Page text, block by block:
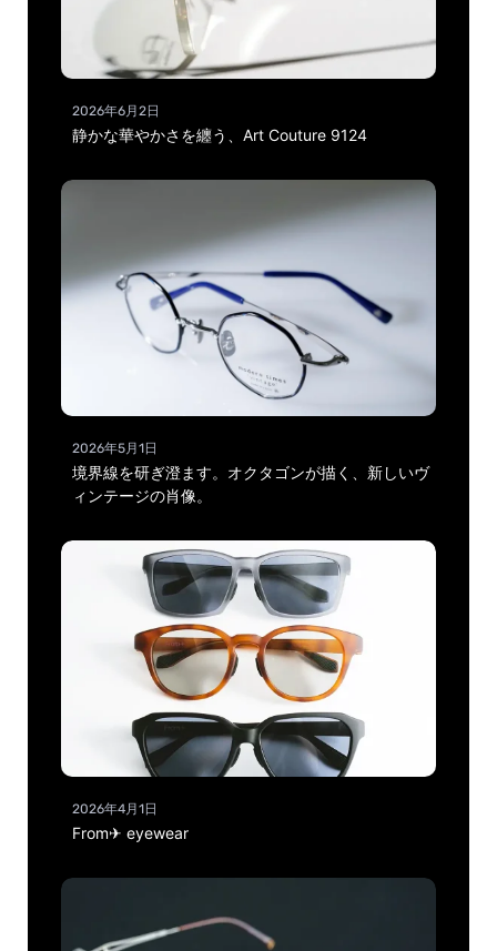
2026年6月2日
静かな華やかさを纏う、Art Couture 9124
2026年5月1日
境界線を研ぎ澄ます。オクタゴンが描く、新しいヴ
ィンテージの肖像。
2026年4月1日
From✈ eyewear